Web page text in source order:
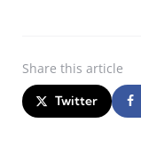
Share this article
Twitter